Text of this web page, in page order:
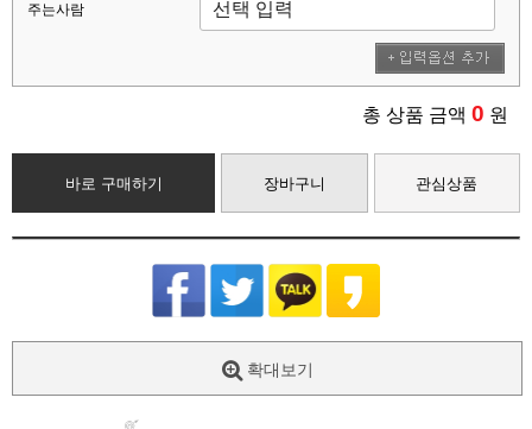
주는사람
총 상품 금액 0 원
바로 구매하기 장바구니 관심상품
확대보기